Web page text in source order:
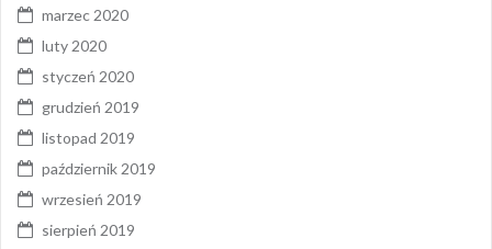
marzec 2020
luty 2020
styczeń 2020
grudzień 2019
listopad 2019
październik 2019
wrzesień 2019
sierpień 2019